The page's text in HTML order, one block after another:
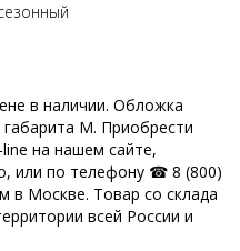
в наличии. Обложка
M. Приобрести
на нашем сайте,
или по телефону ☎ 8 (800)
в Москве. Товар со склада
всей России и